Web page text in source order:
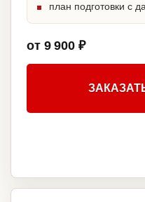
план подготовки с
от 9 900 ₽